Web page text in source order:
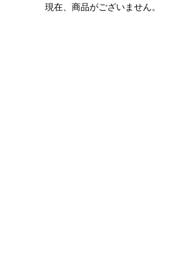
現在、商品がございません。